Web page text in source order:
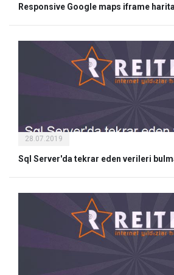
Responsive Google maps iframe harita
28.07.2019
Sql Server'da tekrar eden verileri